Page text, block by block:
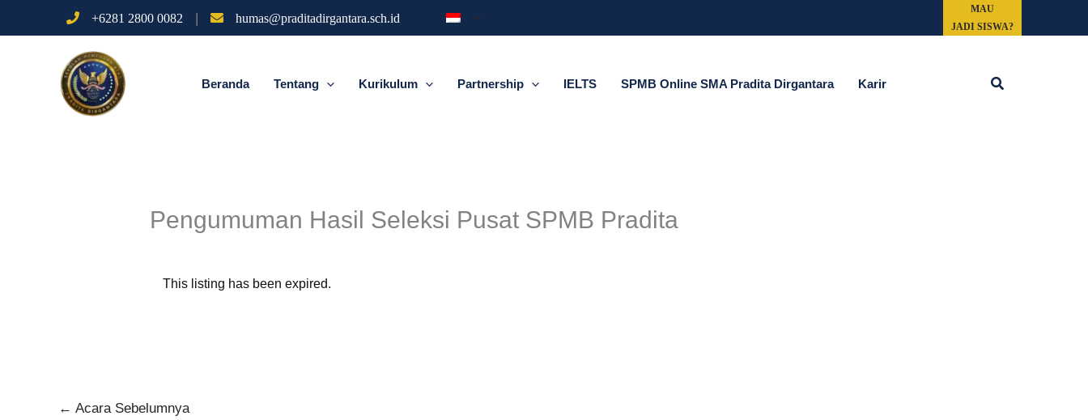
ke
+6281 2800 0082 | humas@praditadirgantara.sch.id
MAU
JADI SISWA?
Beranda Tentang Kurikulum Partnership IELTS SPMB Online SMA Pradita Dirgantara Karir Cari
Pengumuman Hasil Seleksi Pusat SPMB Pradita
This listing has been expired.
← Acara Sebelumnya